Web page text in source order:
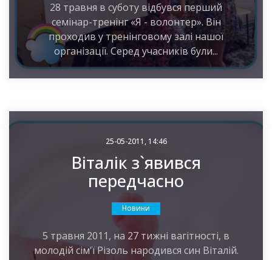
28 травня в суботу відбувся перший
семінар-тренінг «Я - волонтер». Він
проходив у тренінговому залі нашої
організації. Серед учасників були...
25-05-2011, 14:46
Віталік з`явився
передчасно
Новини
5 травня 2011, на 27 тижні вагітності, в
молодій сім'ї Різоль народився син Віталій.